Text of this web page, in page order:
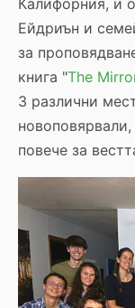
Калифорния, и
Ейдриън и
за
книга "The
3 различни
повече за